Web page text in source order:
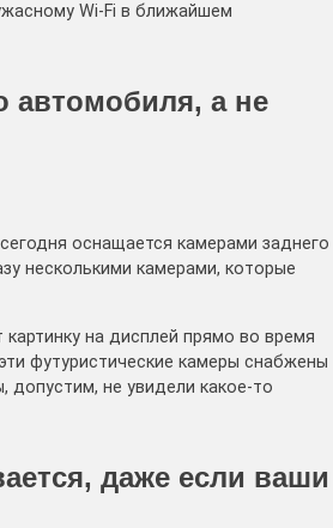
Wi-Fi в ближайшем
автомобиля, а не
оснащается камерами заднего
несколькими камерами, которые
на дисплей прямо во время
футуристические камеры снабжены
допустим, не увидели какое-то
даже если ваши